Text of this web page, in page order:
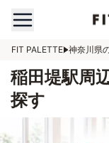
FIT PALETTE 神奈川県
稲田堤駅周
探す